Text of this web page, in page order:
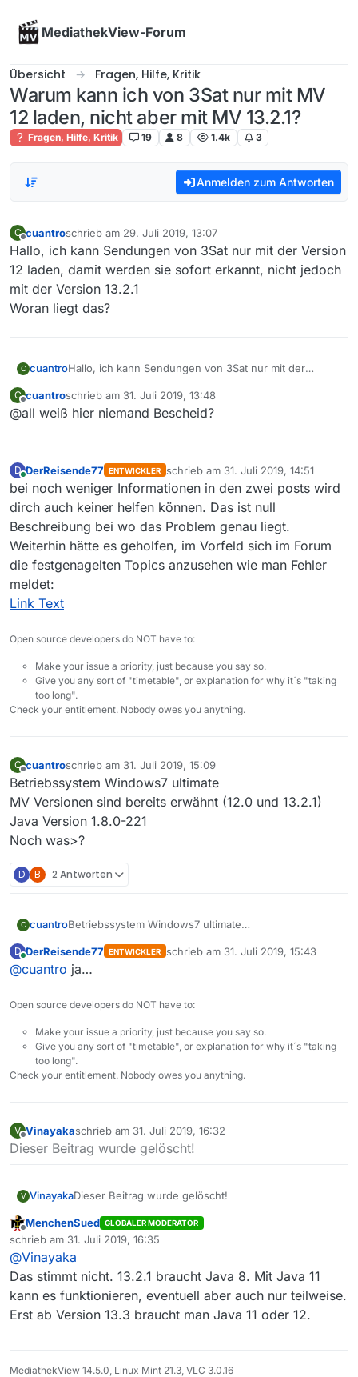
MediathekView-Forum
Übersicht Fragen, Hilfe, Kritik
Warum kann ich von 3Sat nur mit MV
12 laden, nicht aber mit MV 13.2.1?
Fragen, Hilfe, Kritik 19 8 1.4k 3
Anmelden zum Antworten
C
Offline
cuantroschrieb am 29. Juli 2019, 13:07
zuletzt editiert von
Hallo, ich kann Sendungen von 3Sat nur mit der Version
12 laden, damit werden sie sofort erkannt, nicht jedoch
mit der Version 13.2.1
Woran liegt das?
C cuantroHallo, ich kann Sendungen von 3Sat nur mit der
nicht jedoch mit der Version 13.2.1
Woran liegt das?
C
Offline
cuantroschrieb am 31. Juli 2019, 13:48
zuletzt editiert von
@all weiß hier niemand Bescheid?
D
Online
DerReisende77 ENTWICKLER schrieb am 31. Juli 2019, 14:51
zuletzt editiert von
bei noch weniger Informationen in den zwei posts wird
dirch auch keiner helfen können. Das ist null
Beschreibung bei wo das Problem genau liegt.
Weiterhin hätte es geholfen, im Vorfeld sich im Forum
die festgenagelten Topics anzusehen wie man Fehler
meldet:
Link Text
Open source developers do NOT have to:
Make your issue a priority, just because you say so.
Give you any sort of "timetable", or explanation for why it´s "taking
too long".
Check your entitlement. Nobody owes you anything.
C
Offline
cuantroschrieb am 31. Juli 2019, 15:09
zuletzt editiert von
Betriebssystem Windows7 ultimate
MV Versionen sind bereits erwähnt (12.0 und 13.2.1)
Java Version 1.8.0-221
Noch was>?
D B 2 Antworten
C cuantro
Betriebssystem Windows7 ultimate
Java Version 1.8.0-221
Noch was>?
D
Online
DerReisende77 ENTWICKLER schrieb am 31. Juli 2019, 15:43
zuletzt editiert von
@cuantro ja…
Open source developers do NOT have to:
Make your issue a priority, just because you say so.
Give you any sort of "timetable", or explanation for why it´s "taking
too long".
Check your entitlement. Nobody owes you anything.
V
Offline
Vinayakaschrieb am 31. Juli 2019, 16:32
zuletzt editiert von
Dieser Beitrag wurde gelöscht!
V VinayakaDieser Beitrag wurde gelöscht!
Offline
MenchenSued GLOBALER MODERATOR
schrieb am 31. Juli 2019, 16:35
zuletzt editiert von
@Vinayaka
Das stimmt nicht. 13.2.1 braucht Java 8. Mit Java 11
kann es funktionieren, eventuell aber auch nur teilweise.
Erst ab Version 13.3 braucht man Java 11 oder 12.
MediathekView 14.5.0, Linux Mint 21.3, VLC 3.0.16